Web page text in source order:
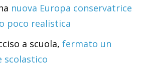
nuova Europa conservatrice
poco realistica
a scuola, fermato un
scolastico